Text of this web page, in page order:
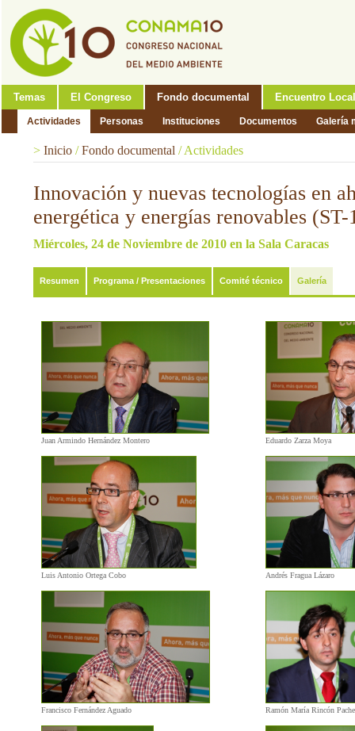
Temas El Congreso Fondo documental Encuentro Local
Actividades Personas Instituciones Documentos Galería
> Inicio /Fondo documental / Actividades
Innovación y nuevas tecnologías en
energética y energías renovables (ST-
Miércoles, 24 de Noviembre de 2010 en la Sala Caracas
Resumen Programa / Presentaciones Comité técnico Galería
Juan Armindo Hernández Montero Eduardo Zarza Moya
Luis Antonio Ortega Cobo Andrés Fragua Lázaro
Francisco Fernández Aguado Ramón María Rincón